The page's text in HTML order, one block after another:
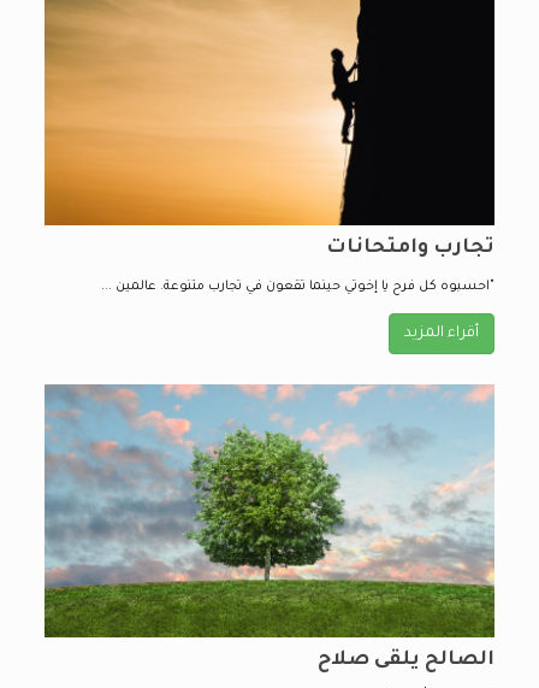
تجارب وامتحانات
"احسبوه كل فرح يا إخوتي حينما تقعون في تجارب متنوعة. عالمين ...
أقراء المزيد
الصالح يلقى صلاح